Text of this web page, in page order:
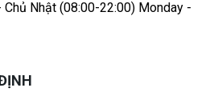
Nhật (08:00-22:00) Monday -